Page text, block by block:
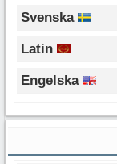
Svenska
Latin
Engelska